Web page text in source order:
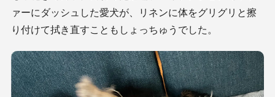
ァーにダッシュした愛犬が、リネンに体をグリグリと擦
り付けて拭き直すこともしょっちゅうでした。